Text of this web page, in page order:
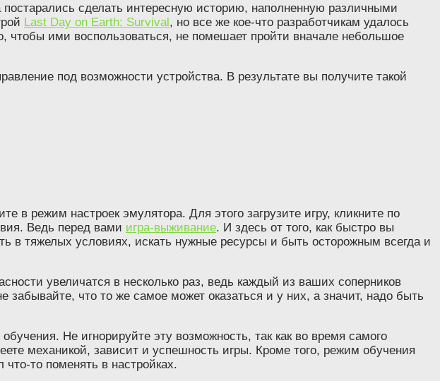
сделать интересную историю, наполненную различными
Last Day on Earth: Survival, но все же кое-что разработчикам удалось
чтобы ими воспользоваться, не помешает пройти вначале небольшое
под возможности устройства. В результате вы получите такой
в режим настроек эмулятора. Для этого загрузите игру, кликните по
Ведь перед вами игра-выживание. И здесь от того, как быстро вы
в тяжелых условиях, искать нужные ресурсы и быть осторожным всегда и
увеличатся в несколько раз, ведь каждый из ваших соперников
забывайте, что то же самое может оказаться и у них, а значит, надо быть
Не игнорируйте эту возможность, так как во время самого
механикой, зависит и успешность игры. Кроме того, режим обучения
то поменять в настройках.